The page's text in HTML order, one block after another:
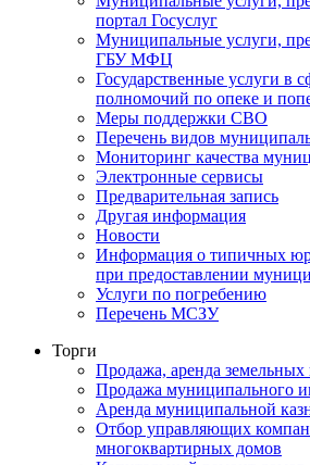
портал Госуслуг
Муниципальные услуги,
ГБУ МФЦ
Государственные услуги в
полномочий по опеке и
Меры поддержки СВО
Перечень видов
Мониторинг качества
Электронные сервисы
Предварительная запись
Другая информация
Новости
Информация о типичных
при предоставлении
Услуги по погребению
Перечень МСЗУ
Торги
Продажа, аренда земельных
Продажа муниципального
Аренда муниципальной
Отбор управляющих
многоквартирных домов